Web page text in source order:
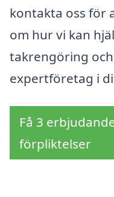
kontakta oss för
om hur vi kan
takrengöring
expertföretag i
Få 3
förpliktelser